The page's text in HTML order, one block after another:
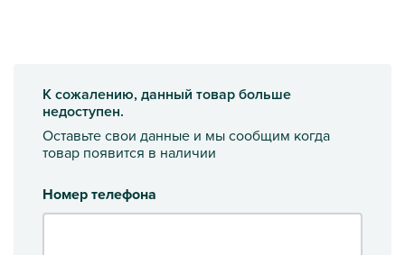
К сожалению, данный товар больше
недоступен.
Оставьте свои данные и мы сообщим когда
товар появится в наличии
Номер телефона